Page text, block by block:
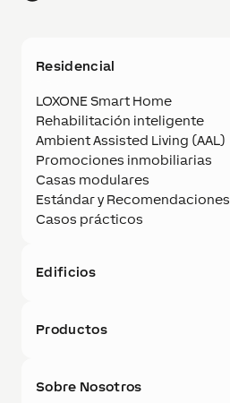
Residencial
LOXONE Smart Home
Rehabilitación inteligente
Ambient Assisted Living (AAL)
Promociones inmobiliarias
Casas modulares
Estándar y Recomendaciones
Casos prácticos
Edificios
Productos
Sobre Nosotros